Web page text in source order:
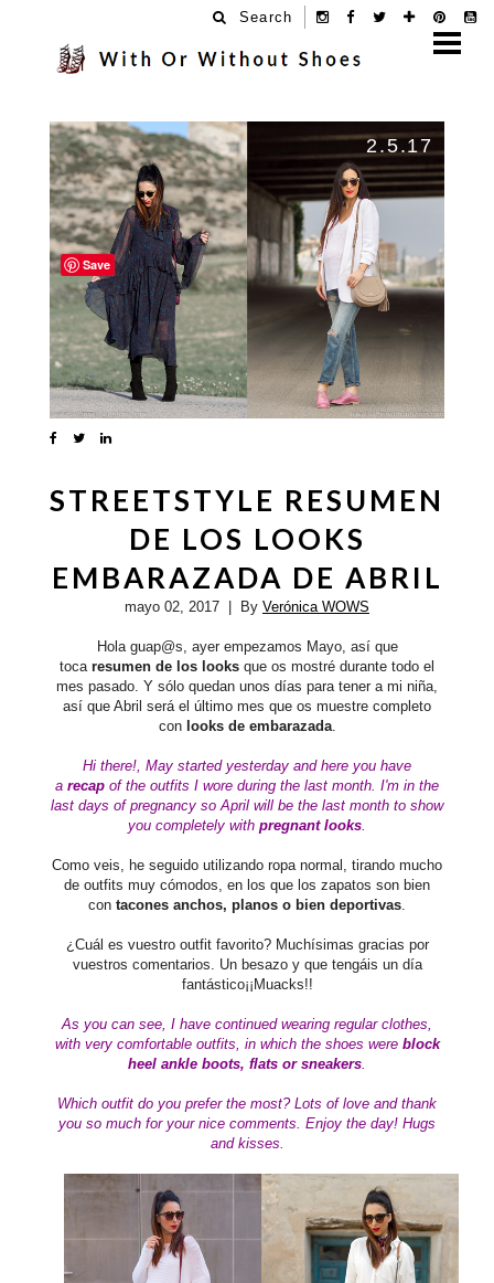
Search
2.5.17
STREETSTYLE RESUMEN
DE LOS LOOKS
EMBARAZADA DE ABRIL
mayo 02, 2017 | By Verónica WOWS
Hola guap@s, ayer empezamos Mayo, así que
toca resumen de los looks que os mostré durante todo el
mes pasado. Y sólo quedan unos días para tener a mi niña,
así que Abril será el último mes que os muestre completo
con looks de embarazada.
Hi there!, May startedyesterday and here you have
a recap of the outfits I wore during the last month. I'm in the
last days of pregnancy so April will be the last month to show
you completely with pregnant looks
Como veis, he seguido utilizando ropa normal, tirando mucho
de outfits muy cómodos, en los que los zapatos son bien
con tacones anchos, planos o bien deportivas
¿Cuál es vuestro outfit favorito?Muchísimas gracias por
vuestros comentarios. Un besazo y que tengáis un día
fantástico¡¡Muacks!!
As you can see, I have continued wearing regular clothes,
with very comfortable outfits, in which the shoes were block
heel ankle boots, flats or sneakers
Which outfit do you prefer the most? Lots of love and thank
you so much for your nice comments. Enjoy the day! Hugs
and kisses.
Save